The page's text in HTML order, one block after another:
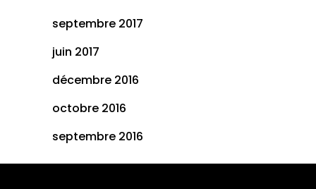
septembre 2017
juin 2017
décembre 2016
octobre 2016
septembre 2016